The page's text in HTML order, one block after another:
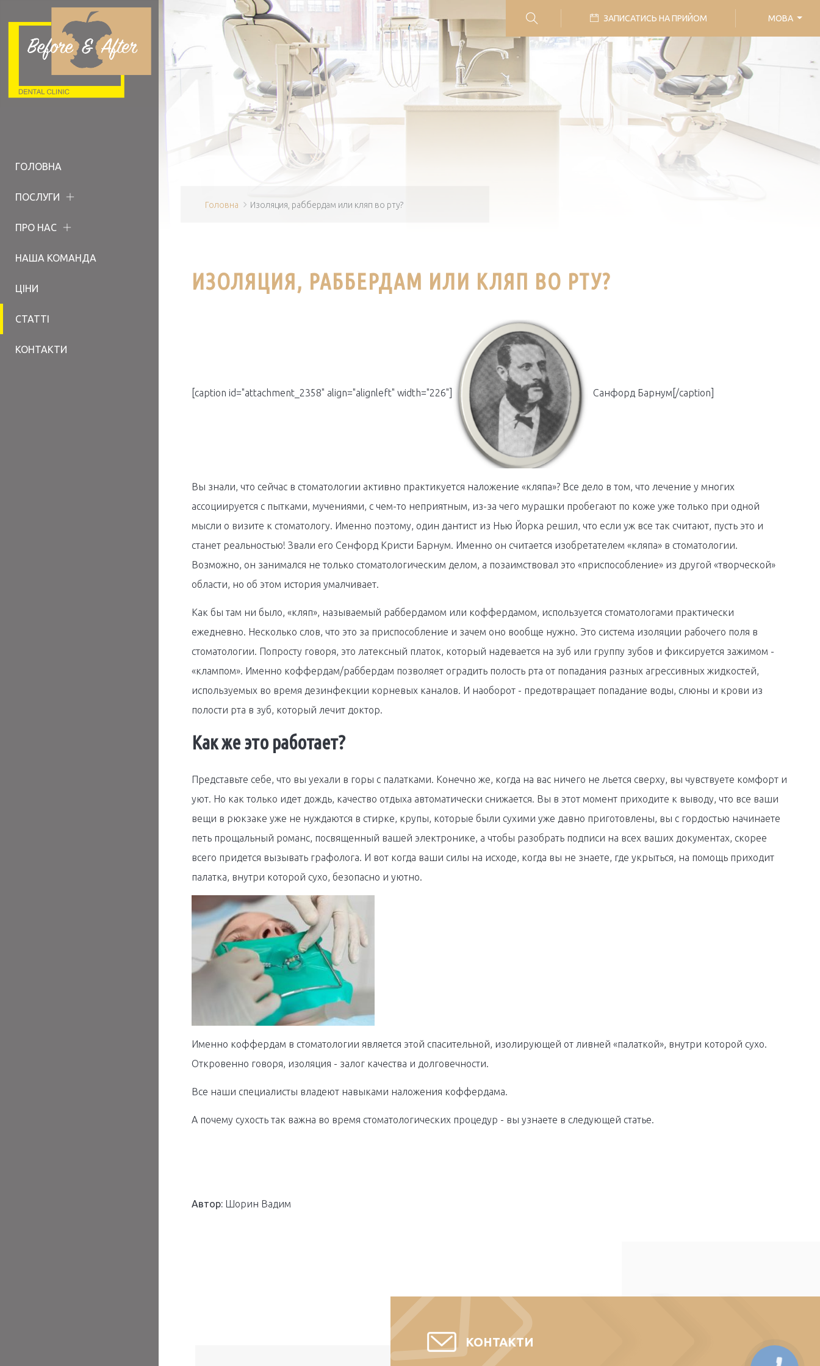
ГОЛОВНА
ПОСЛУГИ
ПРО НАС
НАША КОМАНДА
ЦІНИ
СТАТТІ
КОНТАКТИ
ЗАПИСАТИСЬ НА ПРИЙОМ МОВА
Головна Изоляция, раббердам или кляп во рту?
ИЗОЛЯЦИЯ, РАББЕРДАМ ИЛИ КЛЯП ВО РТУ?
[caption id="attachment_2358" align="alignleft" width="226"] Санфорд Барнум[/caption]
Вы знали, что сейчас в стоматологии активно практикуется наложение «кляпа»? Все дело в том, что лечение у многих
ассоциируется с пытками, мучениями, с чем-то неприятным, из-за чего мурашки пробегают по коже уже только при одной
мысли о визите к стоматологу. Именно поэтому, один дантист из Нью Йорка решил, что если уж все так считают, пусть это и
станет реальностью! Звали его Сенфорд Кристи Барнум. Именно он считается изобретателем «кляпа» в стоматологии.
Возможно, он занимался не только стоматологическим делом, а позаимствовал это «приспособление» из другой «творческой»
области, но об этом история умалчивает.
Как бы там ни было, «кляп», называемый раббердамом или коффердамом, используется стоматологами практически
ежедневно. Несколько слов, что это за приспособление и зачем оно вообще нужно. Это система изоляции рабочего поля в
стоматологии. Попросту говоря, это латексный платок, который надевается на зуб или группу зубов и фиксируется зажимом -
«клампом». Именно коффердам/раббердам позволяет оградить полость рта от попадания разных агрессивных жидкостей,
используемых во время дезинфекции корневых каналов. И наоборот - предотвращает попадание воды, слюны и крови из
полости рта в зуб, который лечит доктор.
Как же это работает?
Представьте себе, что вы уехали в горы с палатками. Конечно же, когда на вас ничего не льется сверху, вы чувствуете комфорт и
уют. Но как только идет дождь, качество отдыха автоматически снижается. Вы в этот момент приходите к выводу, что все ваши
вещи в рюкзаке уже не нуждаются в стирке, крупы, которые были сухими уже давно приготовлены, вы с гордостью начинаете
петь прощальный романс, посвященный вашей электронике, а чтобы разобрать подписи на всех ваших документах, скорее
всего придется вызывать графолога. И вот когда ваши силы на исходе, когда вы не знаете, где укрыться, на помощь приходит
палатка, внутри которой сухо, безопасно и уютно.
Именно коффердам в стоматологии является этой спасительной, изолирующей от ливней «палаткой», внутри которой сухо.
Откровенно говоря, изоляция - залог качества и долговечности.
Все наши специалисты владеют навыками наложения коффердама.
А почему сухость так важна во время стоматологических процедур - вы узнаете в следующей статье.
Автор:Шорин Вадим
КОНТАКТИ